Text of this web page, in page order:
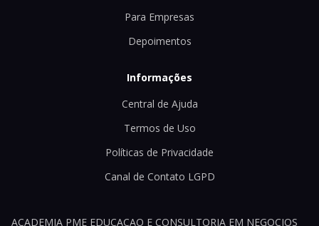
Para Empresas
Depoimentos
Informações
Central de Ajuda
Termos de Uso
Políticas de Privacidade
Canal de Contato LGPD
ACADEMIA PME EDUCACAO E CONSULTORIA EM NEGOCIOS